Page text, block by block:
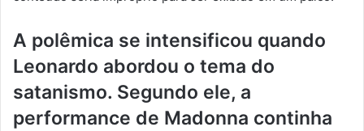
A polêmica se intensificou quando
Leonardo abordou o tema do
satanismo. Segundo ele, a
performance de Madonna continha